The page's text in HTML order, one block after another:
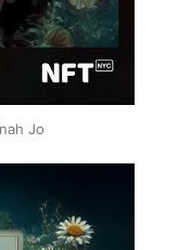
Jo